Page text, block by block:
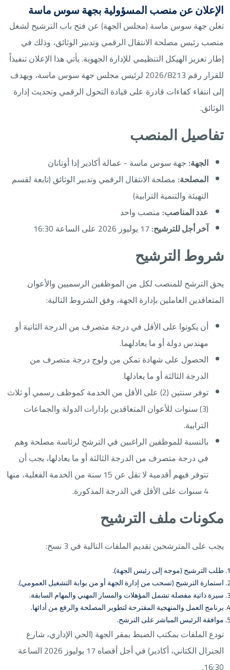
الإعلان عن منصب المسؤولية بجهة سوس ماسة
تعلن جهة سوس ماسة (مجلس الجهة) عن فتح باب الترشيح لشغل
منصب رئيس مصلحة الانتقال الرقمي وتدبير الوثائق، وذلك في
إطار تعزيز الهيكل التنظيمي للإدارة الجهوية. يأتي هذا الإعلان تنفيذاً
للقرار رقم 2026/8213 لرئيس مجلس جهة سوس ماسة، ويهدف
إلى انتقاء كفاءات قادرة على قيادة التحول الرقمي وتحديث إدارة
الوثائق.
تفاصيل المنصب
الجهة: جهة سوس ماسة - عمالة أكادير إدا أوتانان
المصلحة: مصلحة الانتقال الرقمي وتدبير الوثائق (تابعة لقسم
التهيئة والتنمية الترابية)
عدد المناصب: منصب واحد
آخر أجل للترشيح:
شروط الترشيح
يحق الترشح للمنصب لكل من الموظفين الرسميين والأعوان
المتعاقدين العاملين بإدارة الجهة، وفق الشروط التالية:
أن يكونوا على الأقل في درجة متصرف من الدرجة الثانية أو
مهندس دولة أو ما يعادلهما.
الحصول على شهادة تمكن من ولوج درجة متصرف من
الدرجة الثالثة أو ما يعادلها.
توفر سنتين (2) على الأقل من الخدمة كموظف رسمي أو ثلاث
(3) سنوات للأعوان المتعاقدين بإدارات الدولة والجماعات
الترابية.
بالنسبة للموظفين الراغبين في الترشح لرئاسة مصلحة وهم
في درجة متصرف من الدرجة الثالثة أو ما يعادلها، يجب أن
تتوفر فيهم أقدمية لا تقل عن 15 سنة من الخدمة الفعلية، منها
4 سنوات على الأقل في الدرجة المذكورة.
مكونات ملف الترشيح
يجب على المترشحين تقديم الملفات التالية في 3 نسخ:
طلب الترشيح (موجه إلى رئيس الجهة).
استمارة الترشيح (تسحب من إدارة الجهة أو من بوابة التشغيل العمومي).
سيرة ذاتية مفصلة تشمل المؤهلات والمسار المهني والمهام السابقة.
برنامج العمل والمنهجية المقترحة لتطوير المصلحة والرفع من أدائها.
موافقة الرئيس المباشر على الترشح.
تودع الملفات بمكتب الضبط بمقر الجهة (الحي الإداري، شارع
الجنرال الكتاني، أكادير) في أجل أقصاه 17 يوليوز 2026 الساعة
16:30.